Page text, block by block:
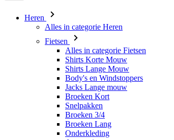
Shirts Lange Mouw
Body's en Windstoppers
Jacks Lange mouw
Broeken Kort
Snelpakken
Broeken 3/4
Broeken Lang
Onderkleding
Accessoires
Mutsen en Petten
Handschoenen
Sokken
Overig